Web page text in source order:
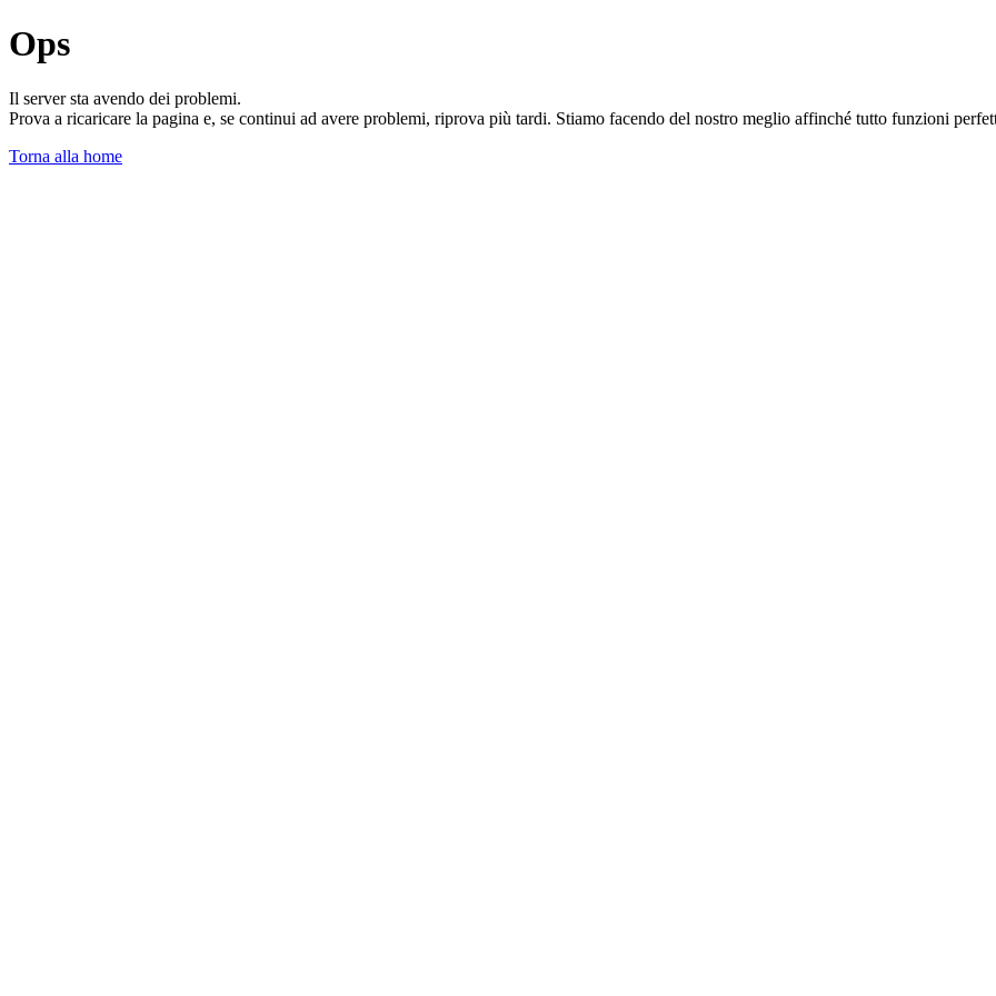
Ops
Il server sta avendo dei problemi.
Prova a ricaricare la pagina e, se continui ad avere problemi, riprova più tardi. Stiamo facendo del nostro meglio affinché tutto funzioni
Torna alla home